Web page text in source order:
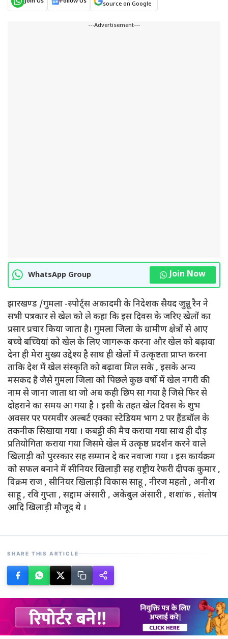
source on Google
---Advertisement---
WhatsApp Group Join Now
झारखण्ड /गुमला -स्पोर्ट्स अकादमी के निदेशक सैयद जुन्नू रैन ने
सभी पत्रकार से खेल को ले कहा कि इस दिवस के जरिए खेलों का
प्रसार प्रचार किया जाता है। गुमला जिला के ग्रामीण क्षेत्रों से आए
बच्चे बच्चियां को खेल के लिए जागरूक करना और खेल को बढ़ावा
देना ही मेरा मुख्य उद्देश्य है साथ ही खेलों में उत्कृष्टता प्राप्त करना
ताकि देश में खेल संस्कृति को बढ़ावा मिल सके , इसके अन्य
मसकद है जैसे गुमला जिला को पिछले कुछ वर्षो में खेल नगरी की
नाम से जाना जाता था जो अब कही छिप सा गया है जिसे फिर से
दोहराने का समय आ गया है । इसी के तहत खेल दिवस के शुभ
अवसर पर परमवीर अल्बर्ट एक्का स्टेडियम भाग 2 पर हैंडबॉल के
तकनीक सिखाया गया । कबड्डी की मैच कराया गया साथ ही दौड़
प्रतियोगिता कराया गया जिसमे खेल में उत्कृष्ठ प्रदर्शन करने वाले
खिलाड़ी को पुरस्कार सह सम्मान दे कर नवाजा गया । इस कार्यक्रम
को सफल बनाने में सीनियर खिलाड़ी सह राष्ट्रीय रेफरी दीपक कुमार ,
विक्रम राज , सीनियर खिलाड़ी विकास साहू , नीरज महतो , अनीश
साहू , रवि गुप्ता , सद्दाम अंसारी , अकेबुल अंसारी , शशांक , संतोष
आदि खिलाड़ी मौजूद थे ।
SHARE THIS ARTICLE